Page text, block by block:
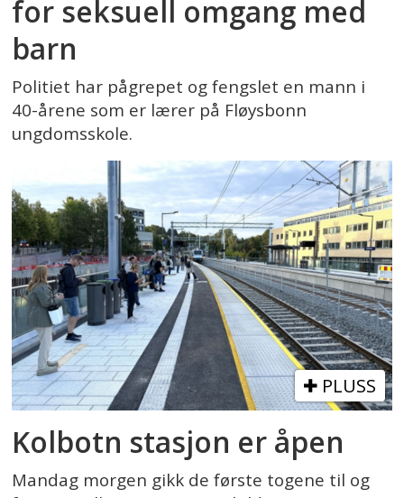
for seksuell omgang med
barn
Politiet har pågrepet og fengslet en mann i
40-årene som er lærer på Fløysbonn
ungdomsskole.
PLUSS
Kolbotn stasjon er åpen
Mandag morgen gikk de første togene til og